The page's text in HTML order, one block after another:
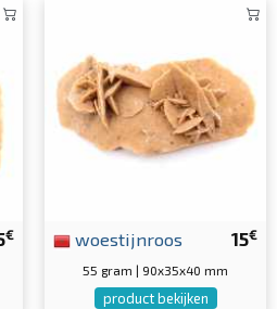
€ 15€
woestijnroos
55 gram | 90x35x40 mm
product bekijken